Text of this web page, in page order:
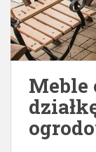
Meble